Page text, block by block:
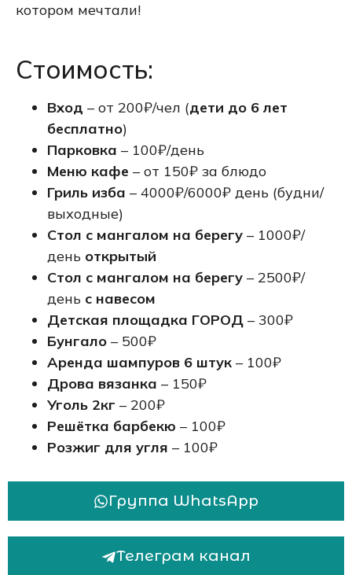
котором мечтали!
Стоимость:
Вход – от 200₽/чел (дети до 6 лет
бесплатно)
Парковка – 100₽/день
Меню кафе – от 150₽ за блюдо
Гриль изба – 4000₽/6000₽ день (будни/
выходные)
Стол с мангалом на берегу – 1000₽/
день открытый
Стол с мангалом на берегу – 2500₽/
день с навесом
Детская площадка ГОРОД – 300₽
Бунгало – 500₽
Аренда шампуров 6 штук – 100₽
Дрова вязанка – 150₽
Уголь 2кг – 200₽
Решётка барбекю – 100₽
Розжиг для угля – 100₽
Группа WhatsApp
Телеграм канал